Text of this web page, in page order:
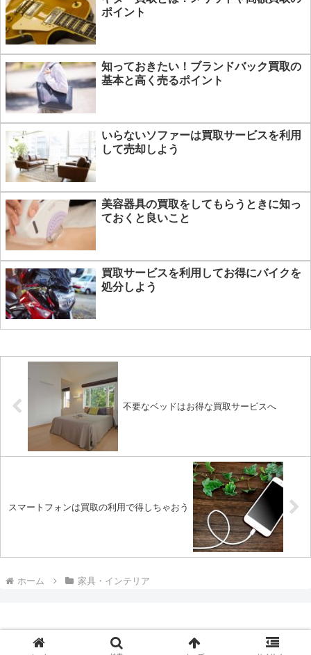
ポイント
知っておきたい！ブランドバック買取の
基本と高く売るポイント
いらないソファーは買取サービスを利用
して売却しよう
美容器具の買取をしてもらうときに知っ
ておくと良いこと
買取サービスを利用してお得にバイクを
処分しよう
不要なベッドはお得な買取サービスへ
スマートフォンは買取の利用で得しちゃおう
ホーム 家具・インテリア
Copyright © ウリマックス All Rights Reserved.